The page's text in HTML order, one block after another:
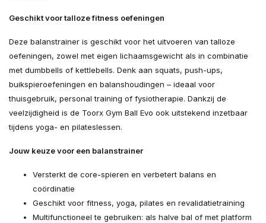
Geschikt voor talloze fitness oefeningen
Deze balanstrainer is geschikt voor het uitvoeren van talloze
oefeningen, zowel met eigen lichaamsgewicht als in combinatie
met dumbbells of kettlebells. Denk aan squats, push-ups,
buikspieroefeningen en balanshoudingen – ideaal voor
thuisgebruik, personal training of fysiotherapie. Dankzij de
veelzijdigheid is de Toorx Gym Ball Evo ook uitstekend inzetbaar
tijdens yoga- en pilateslessen.
Jouw keuze voor een balanstrainer
Versterkt de core-spieren en verbetert balans en
coördinatie
Geschikt voor fitness, yoga, pilates en revalidatietraining
Multifunctioneel te gebruiken: als halve bal of met platform